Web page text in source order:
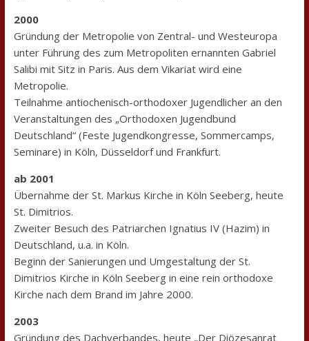
2000
Gründung der Metropolie von Zentral- und Westeuropa
unter Führung des zum Metropoliten ernannten Gabriel
Salibi mit Sitz in Paris. Aus dem Vikariat wird eine
Metropolie.
Teilnahme antiochenisch-orthodoxer Jugendlicher an den
Veranstaltungen des „Orthodoxen Jugendbund
Deutschland“ (Feste Jugendkongresse, Sommercamps,
Seminare) in Köln, Düsseldorf und Frankfurt.
ab 2001
Übernahme der St. Markus Kirche in Köln Seeberg, heute
St. Dimitrios.
Zweiter Besuch des Patriarchen Ignatius IV (Hazim) in
Deutschland, u.a. in Köln.
Beginn der Sanierungen und Umgestaltung der St.
Dimitrios Kirche in Köln Seeberg in eine rein orthodoxe
Kirche nach dem Brand im Jahre 2000.
2003
Gründung des Dachverbandes, heute „Der Diözesanrat